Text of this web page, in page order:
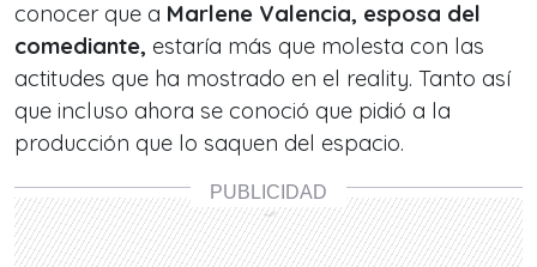
conocer que a Marlene Valencia, esposa del
comediante, estaría más que molesta con las
actitudes que ha mostrado en el reality. Tanto así
que incluso ahora se conoció que pidió a la
producción que lo saquen del espacio.